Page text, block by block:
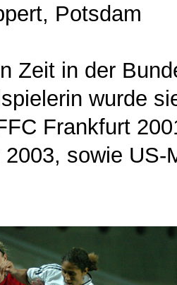
Potsdam
Zeit in der
wurde
Frankfurt
sowie